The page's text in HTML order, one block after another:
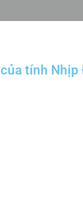
tính Nhịp